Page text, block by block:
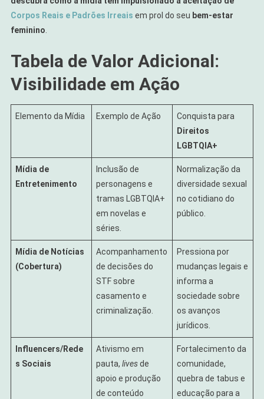
Corpos Reais e Padrões Irreais em prol do seu bem-estar
feminino.
Tabela de Valor Adicional:
Visibilidade em Ação
Elemento da Mídia Exemplo de Ação
Conquista para
Direitos
LGBTQIA+
Mídia de
Entretenimento
Inclusão de
personagens e
tramas LGBTQIA+
em novelas e
séries.
Normalização da
diversidade sexual
no cotidiano do
público.
Mídia de Notícias
(Cobertura)
Acompanhamento
de decisões do
STF sobre
casamento e
criminalização.
Pressiona por
mudanças legais e
informa a
sociedade sobre
os avanços
jurídicos.
Influencers/Rede
s Sociais
Ativismo em
pauta, livesde
apoio e produção
de conteúdo
Fortalecimento da
comunidade,
quebra de tabus e
educação para a